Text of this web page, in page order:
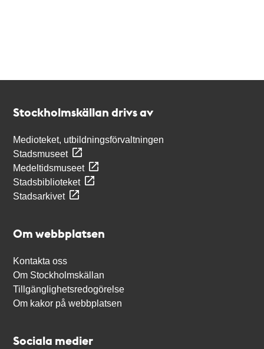
Stockholmskällan drivs av
Medioteket, utbildningsförvaltningen
Stadsmuseet
Medeltidsmuseet
Stadsbiblioteket
Stadsarkivet
Om webbplatsen
Kontakta oss
Om Stockholmskällan
Tillgänglighetsredogörelse
Om kakor på webbplatsen
Sociala medier